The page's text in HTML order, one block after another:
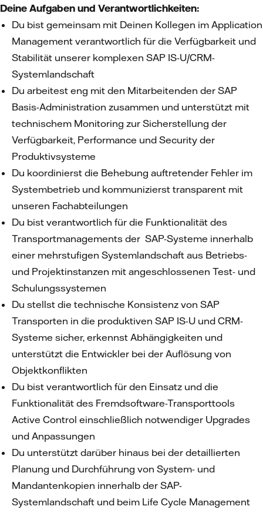
Deine Aufgaben und Verantwortlichkeiten:
Du bist gemeinsam mit Deinen Kollegen im Application
Management verantwortlich für die Verfügbarkeit und
Stabilität unserer komplexen SAP IS-U/CRM-
Systemlandschaft
Du arbeitest eng mit den Mitarbeitenden der SAP
Basis-Administration zusammen und unterstützt mit
technischem Monitoring zur Sicherstellung der
Verfügbarkeit, Performance und Security der
Produktivsysteme
Du koordinierst die Behebung auftretender Fehler im
Systembetrieb und kommunizierst transparent mit
unseren Fachabteilungen
Du bist verantwortlich für die Funktionalität des
Transportmanagements der SAP-Systeme innerhalb
einer mehrstufigen Systemlandschaft aus Betriebs-
und Projektinstanzen mit angeschlossenen Test- und
Schulungssystemen
Du stellst die technische Konsistenz von SAP
Transporten in die produktiven SAP IS-U und CRM-
Systeme sicher, erkennst Abhängigkeiten und
unterstützt die Entwickler bei der Auflösung von
Objektkonflikten
Du bist verantwortlich für den Einsatz und die
Funktionalität des Fremdsoftware-Transporttools
Active Control einschließlich notwendiger Upgrades
und Anpassungen
Du unterstützt darüber hinaus bei der detaillierten
Planung und Durchführung von System- und
Mandantenkopien innerhalb der SAP-
Systemlandschaft und beim Life Cycle Management